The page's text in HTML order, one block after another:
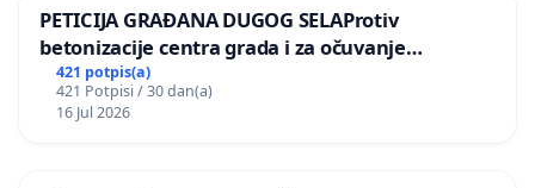
PETICIJA GRAĐANA DUGOG SELAProtiv
betonizacije centra grada i za očuvanje
postojećih zelenih površina i odraslih stabala pri
donošenju izmjena urbanističkog plana
421 potpis(a)
421 Potpisi / 30 dan(a)
16 Jul 2026